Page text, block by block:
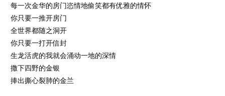
每一次金华的房门恣情地偷笑都有优雅的情怀
你只要一推开房门
全世界都随之洞开
你只要一打开信封
生龙活虎的我就会涌动一地的深情
撒下四野的金银
捧出撕心裂肺的金兰